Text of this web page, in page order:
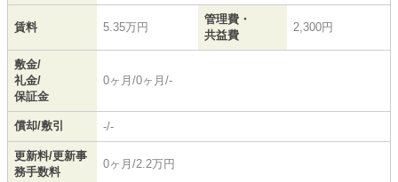
賃料 5.35万円
管理費・
共益費
2,300円
敷金/
礼金/
保証金
0ヶ月/0ヶ月/-
償却/敷引 -/-
更新料/更新事
務手数料
0ヶ月/2.2万円